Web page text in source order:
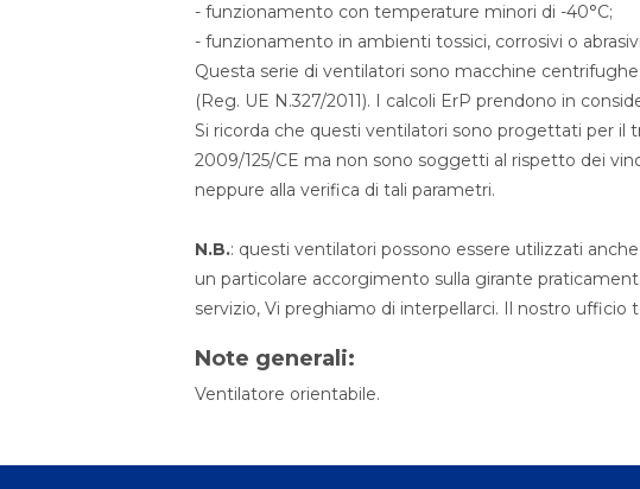
- funzionamento con temperature minori di -40°C;
- funzionamento in ambienti tossici, corrosivi o
Questa serie di ventilatori sono macchine
(Reg. UE N.327/2011). I calcoli ErP prendono in
Si ricorda che questi ventilatori sono progettati per il
2009/125/CE ma non sono soggetti al rispetto dei
neppure alla verifica di tali parametri.
N.B.: questi ventilatori possono essere utilizzati
un particolare accorgimento sulla girante
servizio, Vi preghiamo di interpellarci. Il nostro ufficio
Note generali:
Ventilatore orientabile.